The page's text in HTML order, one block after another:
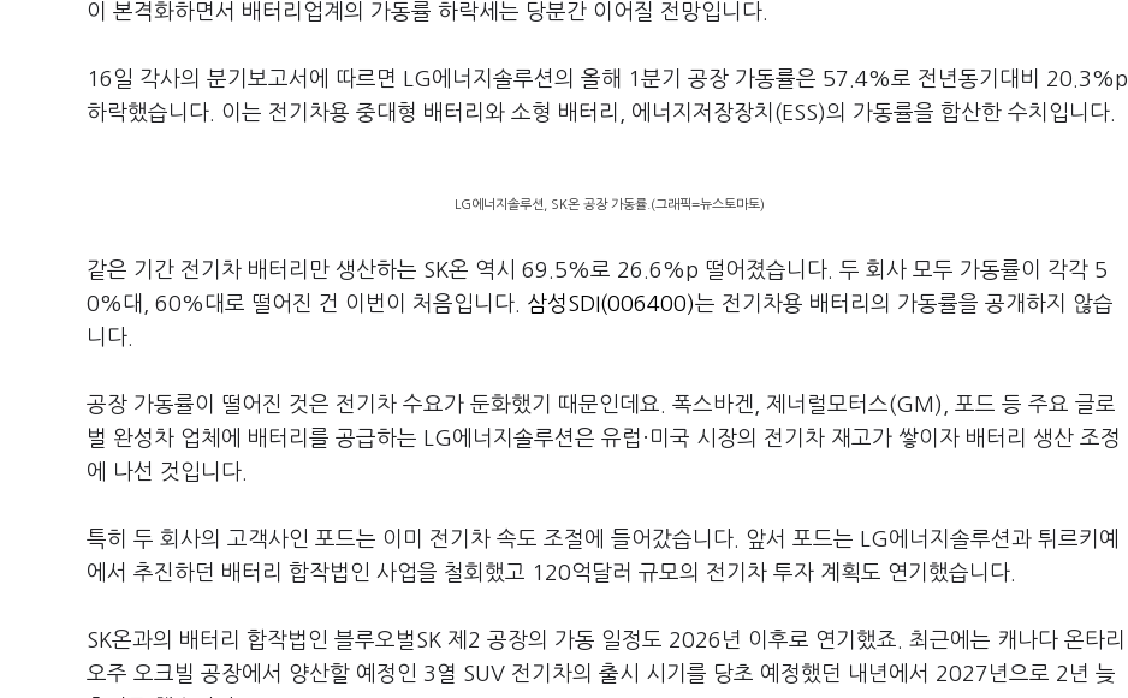
이 본격화하면서 배터리업계의 가동률 하락세는 당분간 이어질 전망입니다.
16일 각사의 분기보고서에 따르면 LG에너지솔루션의 올해 1분기 공장 가동률은 57.4%로 전년동기대비 20.3%p
하락했습니다. 이는 전기차용 중대형 배터리와 소형 배터리, 에너지저장장치(ESS)의 가동률을 합산한 수치입니다.
LG에너지솔루션, SK온 공장 가동률.(그래픽=뉴스토마토)
같은 기간 전기차 배터리만 생산하는 SK온 역시 69.5%로 26.6%p 떨어졌습니다. 두 회사 모두 가동률이 각각 5
0%대, 60%대로 떨어진 건 이번이 처음입니다. 삼성SDI(006400)는 전기차용 배터리의 가동률을 공개하지 않습
니다.
공장 가동률이 떨어진 것은 전기차 수요가 둔화했기 때문인데요. 폭스바겐, 제너럴모터스(GM), 포드 등 주요 글로
벌 완성차 업체에 배터리를 공급하는 LG에너지솔루션은 유럽·미국 시장의 전기차 재고가 쌓이자 배터리 생산 조정
에 나선 것입니다.
특히 두 회사의 고객사인 포드는 이미 전기차 속도 조절에 들어갔습니다. 앞서 포드는 LG에너지솔루션과 튀르키예
에서 추진하던 배터리 합작법인 사업을 철회했고 120억달러 규모의 전기차 투자 계획도 연기했습니다.
SK온과의 배터리 합작법인 블루오벌SK 제2 공장의 가동 일정도 2026년 이후로 연기했죠. 최근에는 캐나다 온타리
오주 오크빌 공장에서 양산할 예정인 3열 SUV 전기차의 출시 시기를 당초 예정했던 내년에서 2027년으로 2년 늦